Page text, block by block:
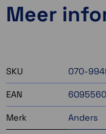
ruim op
Meer
SKU 070-
EAN
Merk Anders